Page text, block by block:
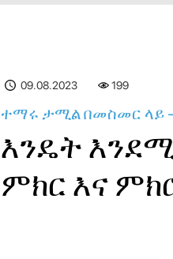
09.08.2023 199
ተማሩ ታሚል በመስመር ላይ
እንዴት
ምክር እና